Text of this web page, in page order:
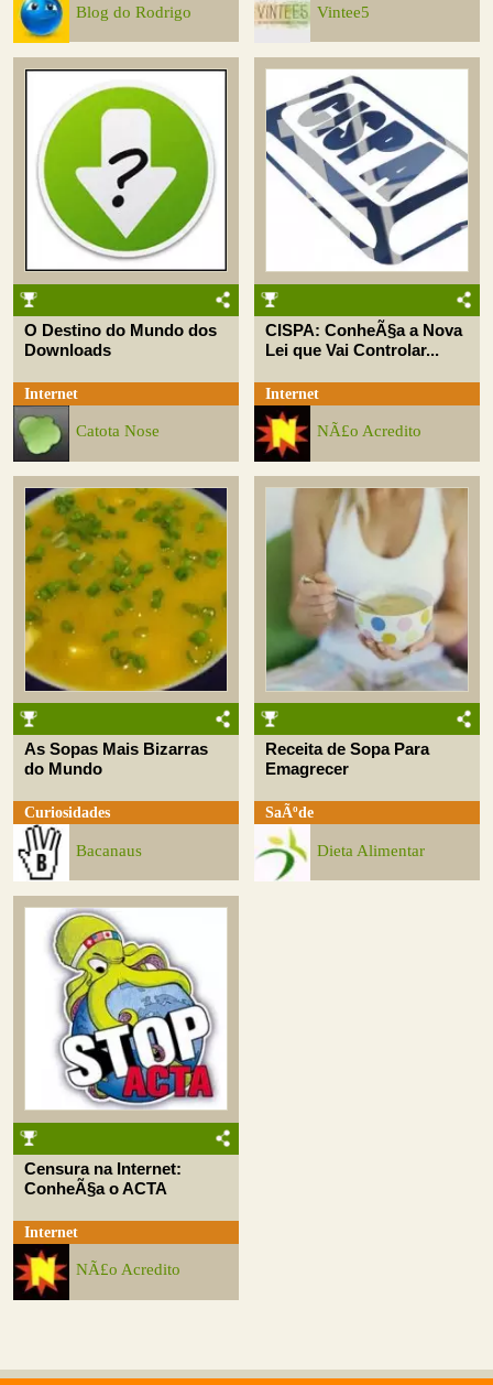
Blog do Rodrigo Vintee5
O Destino do Mundo dos
Downloads
Internet
Catota Nose
CISPA: ConheÃ§a a Nova
Lei que Vai Controlar...
Internet
NÃ£o Acredito
As Sopas Mais Bizarras
do Mundo
Curiosidades
Bacanaus
Receita de Sopa Para
Emagrecer
SaÃºde
Dieta Alimentar
Censura na Internet:
ConheÃ§a o ACTA
Internet
NÃ£o Acredito